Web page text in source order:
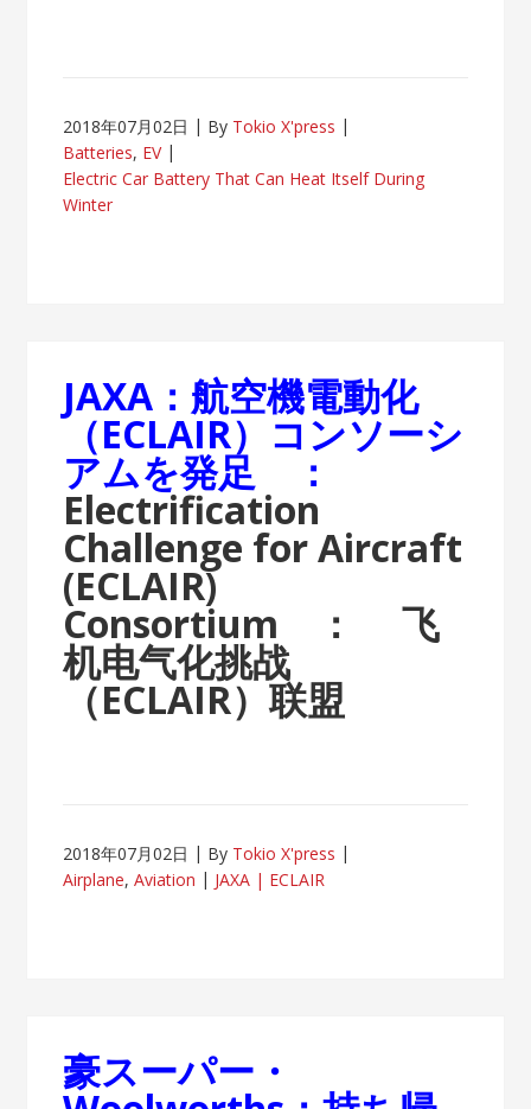
2018年07月02日 By Tokio X'press
Batteries, EV
Electric Car Battery That Can Heat Itself During
Winter
JAXA：航空機電動化
（ECLAIR）コンソーシ
アムを発足 ：
Electrification
Challenge for Aircraft
(ECLAIR)
Consortium ： 飞
机电气化挑战
（ECLAIR）联盟
2018年07月02日 By Tokio X'press
Airplane,Aviation JAXA | ECLAIR
豪スーパー・